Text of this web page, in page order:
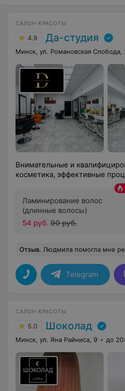
САЛОН КРАСОТЫ
4.9 Да-студия
Минск, ул. Романовская Слобода,
Внимательные и
косметика, эффективные
Ламинирование волос
(длинные волосы)
54 руб. 90 руб.
Отзыв. Людмила помогла мне решить проблему с моими волосами, чем я очень благадарна ей.Результат
Telegram
САЛОН КРАСОТЫ
5.0 Шоколад
Минск, ул. Яна Райниса, 9 до